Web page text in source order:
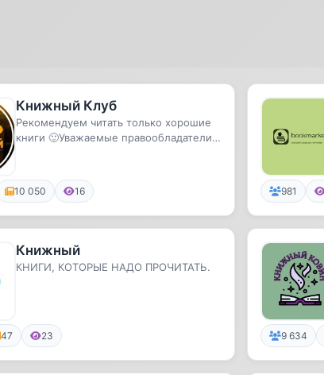
Книжный Клуб
Рекомендуем читать только хорошие
книги 🙂Уважаемые правообладатели,
10 050 16 981
Книжный
КНИГИ, КОТОРЫЕ НАДО ПРОЧИТАТЬ.
47 23 9 634